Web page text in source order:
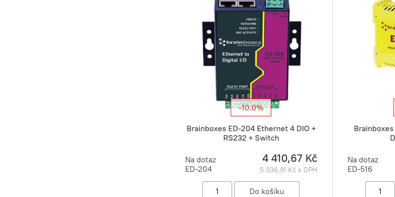
-10.0%
Brainboxes ED-204 Ethernet 4 DIO +
RS232 + Switch
Na dotaz
ED-204
4 410,67 Kč
5 336,91 Kč s DPH
Na dotaz
ED-516